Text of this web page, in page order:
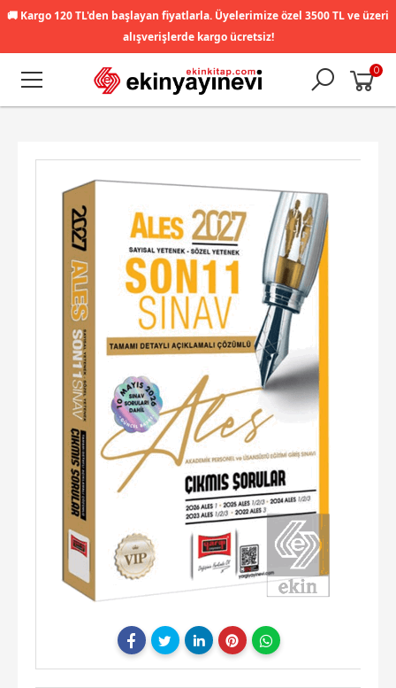
🚚 Kargo 120 TL'den başlayan fiyatlarla. Üyelerimize özel 3500 TL ve üzeri
alışverişlerde kargo ücretsiz!
0